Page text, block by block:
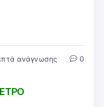
ανάγνωσης 0